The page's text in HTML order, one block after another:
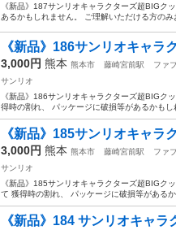
《新品》187サンリオキャラクターズ超BIGク
あるかもしれません。 ご理解いただける方の
《新品》186サンリオキャラ
3,000円 熊本 熊本市 藤崎宮前駅
ファ
サンリオ
《新品》186サンリオキャラクターズ超BIGク
得時の割れ、 パッケージに破損等があるかも
《新品》185サンリオキャラ
3,000円 熊本 熊本市 藤崎宮前駅
ファ
サンリオ
《新品》185サンリオキャラクターズ超BIGク
て 獲得時の割れ、 パッケージに破損等がある
《新品》184 サンリオキャラ